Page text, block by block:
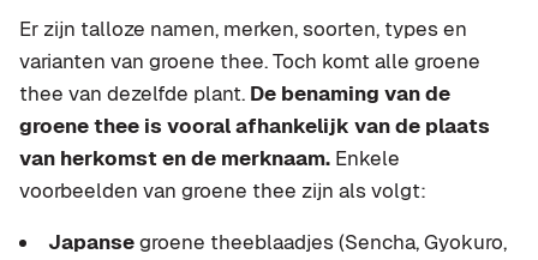
Er zijn talloze namen, merken, soorten, types en
varianten van groene thee. Toch komt alle groene
thee van dezelfde plant. De benaming van de
groene thee is vooral afhankelijk van de plaats
van herkomst en de merknaam. Enkele
voorbeelden van groene thee zijn als volgt:
Japansegroene theeblaadjes (Sencha, Gyokuro,